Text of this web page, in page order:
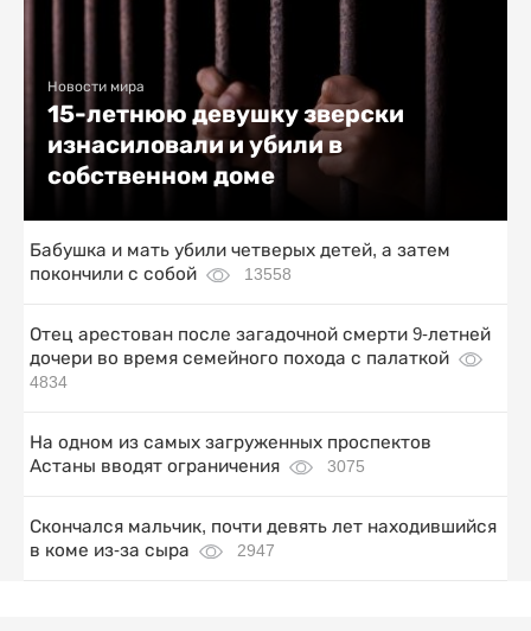
Новости мира
15-летнюю девушку зверски
изнасиловали и убили в
собственном доме
Бабушка и мать убили четверых детей, а затем
покончили с собой
13558
Отец арестован после загадочной смерти 9-летней
дочери во время семейного похода с палаткой
4834
На одном из самых загруженных проспектов
Астаны вводят ограничения
3075
Скончался мальчик, почти девять лет находившийся
в коме из-за сыра
2947